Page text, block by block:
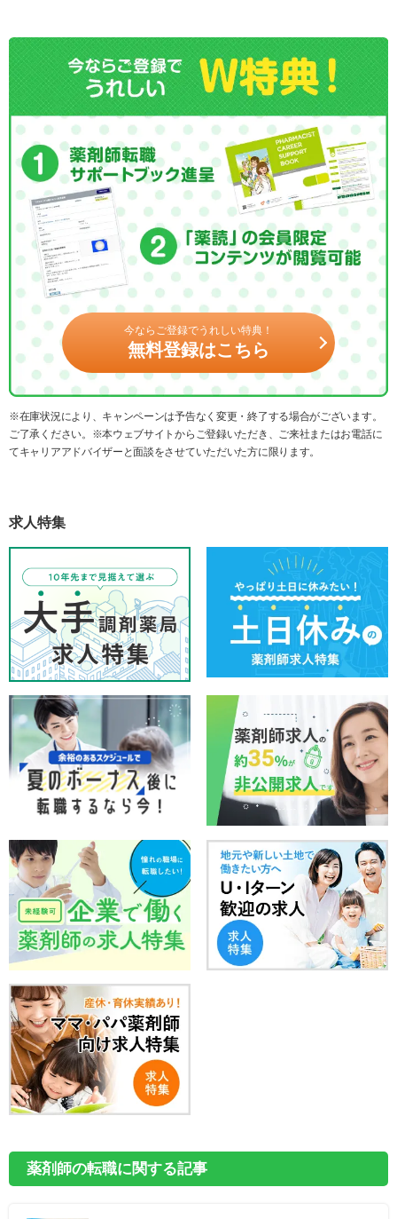
今ならご登録でうれしい特典！
無料登録はこちら
※在庫状況により、キャンペーンは予告なく変更・終了する場合がございます。
ご了承ください。※本ウェブサイトからご登録いただき、ご来社またはお電話に
てキャリアアドバイザーと面談をさせていただいた方に限ります。
求人特集
薬剤師の転職に関する記事